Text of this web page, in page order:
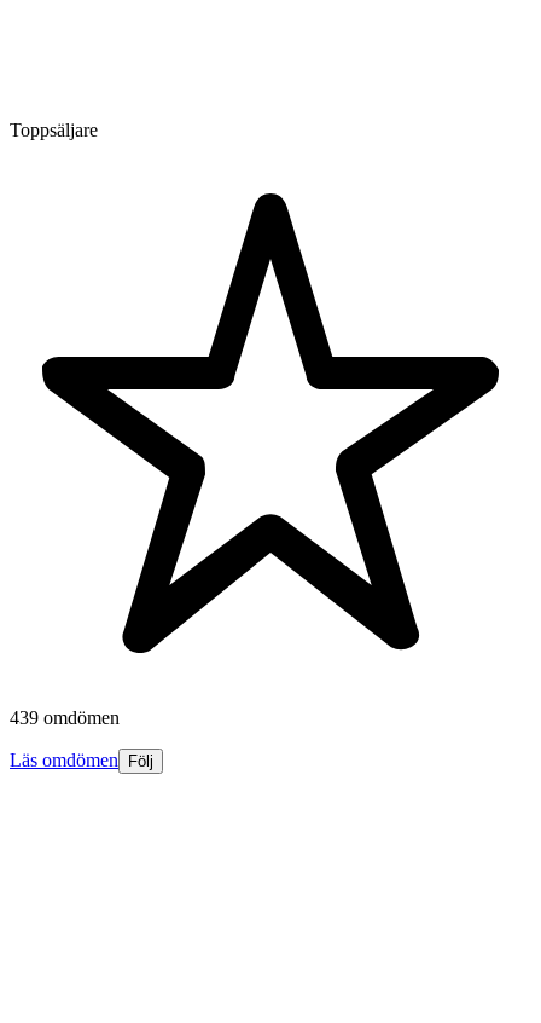
Toppsäljare
439 omdömen
Läs omdömen Följ